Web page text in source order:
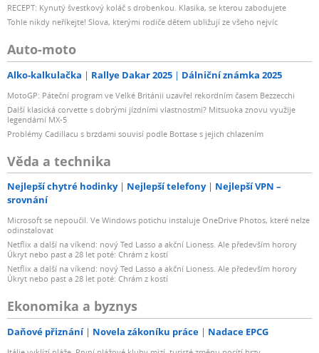
RECEPT: Kynutý švestkový koláč s drobenkou. Klasika, se kterou zabodujete
Tohle nikdy neříkejte! Slova, kterými rodiče dětem ubližují ze všeho nejvíc
Auto-moto
Alko-kalkulačka Rallye Dakar 2025 Dálniční známka 2025
MotoGP: Páteční program ve Velké Británii uzavřel rekordním časem Bezzecchi
Další klasická corvette s dobrými jízdními vlastnostmi? Mitsuoka znovu využije
legendární MX-5
Problémy Cadillacu s brzdami souvisí podle Bottase s jejich chlazením
Věda a technika
Nejlepší chytré hodinky Nejlepší telefony
Nejlepší VPN –
srovnání
Microsoft se nepoučil. Ve Windows potichu instaluje OneDrive Photos, které nelze
odinstalovat
Netflix a další na víkend: nový Ted Lasso a akční Lioness. Ale především horory
Úkryt nebo past a 28 let poté: Chrám z kostí
Netflix a další na víkend: nový Ted Lasso a akční Lioness. Ale především horory
Úkryt nebo past a 28 let poté: Chrám z kostí
Ekonomika a byznys
Daňové přiznání Novela zákoníku práce Nadace EPCG